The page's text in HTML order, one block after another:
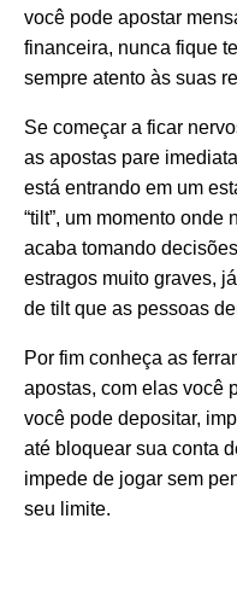
você pode apostar
financeira, nunca fique
sempre atento às suas
Se começar a ficar
as apostas pare
está entrando em um
“tilt”, um momento
acaba tomando
estragos muito graves,
de tilt que as pessoas
Por fim conheça as
apostas, com elas você
você pode depositar,
até bloquear sua conta
impede de jogar sem
seu limite.